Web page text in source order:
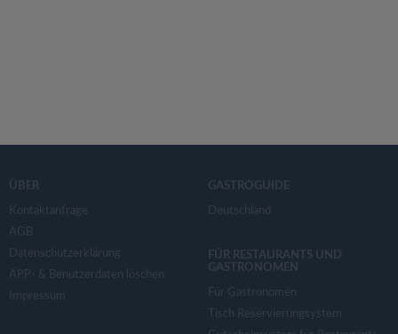
ÜBER
Kontaktanfrage
AGB
Datenschutzerklärung
APP- & Benutzerdaten löschen
Impressum
GASTROGUIDE
Deutschland
FÜR RESTAURANTS UND
GASTRONOMEN
Für Gastronomen
Tisch Reservierungsystem